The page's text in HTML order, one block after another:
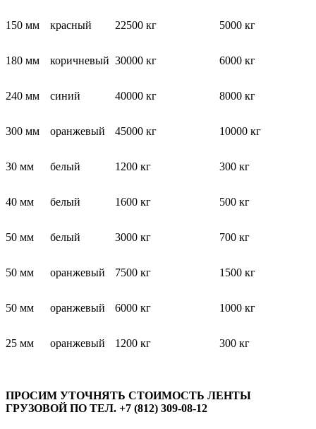
150 мм красный 22500 кг 5000 кг
180 мм коричневый 30000 кг 6000 кг
240 мм синий 40000 кг 8000 кг
300 мм оранжевый 45000 кг 10000 кг
30 мм белый 1200 кг 300 кг
40 мм белый 1600 кг 500 кг
50 мм белый 3000 кг 700 кг
50 мм оранжевый 7500 кг 1500 кг
50 мм оранжевый 6000 кг 1000 кг
25 мм оранжевый 1200 кг 300 кг
ПРОСИМ УТОЧНЯТЬ СТОИМОСТЬ ЛЕНТЫ
ГРУЗОВОЙ ПО ТЕЛ. +7 (812) 309-08-12